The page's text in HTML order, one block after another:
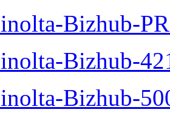
Bizhub-
Bizhub-
Bizhub-